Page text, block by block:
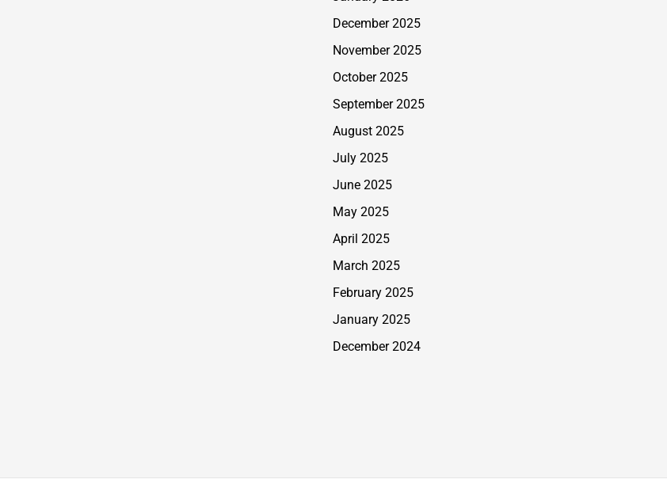
December 2025
November 2025
October 2025
September 2025
August 2025
July 2025
June 2025
May 2025
April 2025
March 2025
February 2025
January 2025
December 2024